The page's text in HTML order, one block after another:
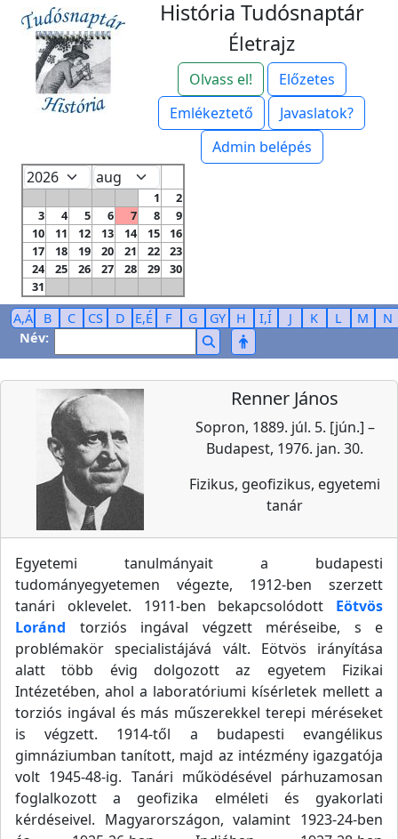
História Tudósnaptár
Életrajz
Olvass el!
Előzetes
Emlékeztető
Javaslatok?
Admin belépés
1
2
3
4 5 6 7 8
9
10
11 12 13 14 15
16
17
18 19 20 21 22
23
24
25 26 27 28 29
30
31
A,Á B C CS D E,É F G GY H I,Í J K L M
N
Név:
Renner János
Sopron, 1889. júl. 5. [jún.] –
Budapest, 1976. jan. 30.
Fizikus, geofizikus, egyetemi
tanár
Egyetemi tanulmányait a budapesti
tudományegyetemen végezte, 1912-ben szerzett
tanári oklevelet. 1911-ben bekapcsolódott Eötvös
Loránd torziós ingával végzett méréseibe, s e
problémakör specialistájává vált. Eötvös irányítása
alatt több évig dolgozott az egyetem Fizikai
Intézetében, ahol a laboratóriumi kísérletek mellett a
torziós ingával és más műszerekkel terepi méréseket
is végzett. 1914-től a budapesti evangélikus
gimnáziumban tanított, majd az intézmény igazgatója
volt 1945-48-ig. Tanári működésével párhuzamosan
foglalkozott a geofizika elméleti és gyakorlati
kérdéseivel. Magyarországon, valamint 1923-24-ben